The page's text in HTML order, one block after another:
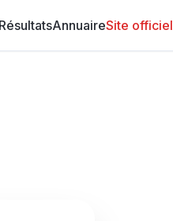
RésultatsAnnuaireSite officiel